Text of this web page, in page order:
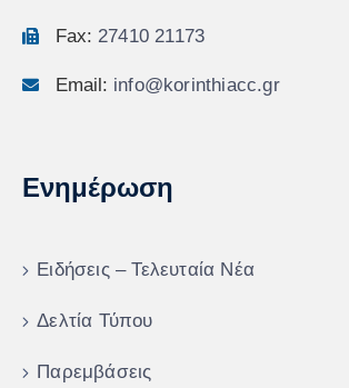
Fax: 27410 21173
Email: info@korinthiacc.gr
Ενημέρωση
Ειδήσεις – Τελευταία Νέα
Δελτία Τύπου
Παρεμβάσεις